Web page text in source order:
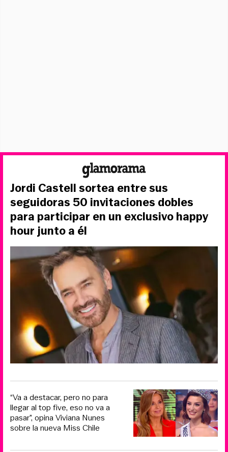
Jordi Castell sortea entre sus
seguidoras 50 invitaciones dobles
para participar en un exclusivo happy
hour junto a él
“Va a destacar, pero no para
llegar al top five, eso no va a
pasar”, opina Viviana Nunes
sobre la nueva Miss Chile